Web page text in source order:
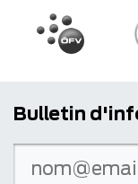
Bulletin